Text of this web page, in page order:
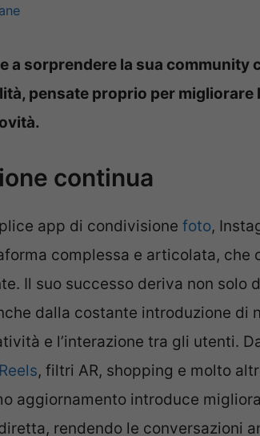
a sorprendere la sua community
pensate proprio per migliorare
continua
app di condivisione foto,
complessa e articolata, che
Il suo successo deriva non solo
dalla costante introduzione di
e l’interazione tra gli utenti.
Reels, filtri AR, shopping e molto
aggiornamento introduce
rendendo le conversazioni